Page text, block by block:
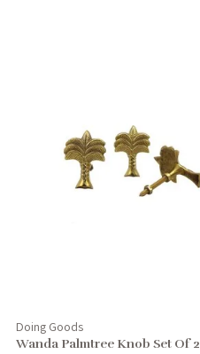
Doing Goods
Wanda Palmtree Knob Set Of 2